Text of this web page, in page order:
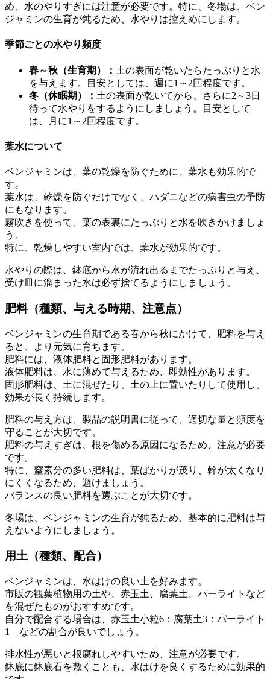
め、水のやりすぎには注意が必要です。特に、冬場は、ベン
ジャミンの生育が鈍るため、水やりは控えめにします。
季節ごとの水やり頻度
春～秋（生育期）： 土の表面が乾いたらたっぷりと水
を与えます。目安としては、週に1～2回程度です。
冬（休眠期）： 土の表面が乾いてから、さらに2～3日
待って水やりをするようにしましょう。目安として
は、月に1～2回程度です。
葉水について
ベンジャミンは、葉の乾燥を防ぐために、葉水も効果的で
す。
葉水は、乾燥を防ぐだけでなく、ハダニなどの病害虫の予防
にもなります。
霧吹きを使って、葉の表裏にたっぷりと水を吹きかけましょ
う。
特に、乾燥しやすい室内では、葉水が効果的です。
水やりの際は、鉢底から水が流れ出るまでたっぷりと与え、
受け皿に溜まった水は必ず捨てるようにしましょう。
肥料（種類、与える時期、注意点）
ベンジャミンの生育期である春から秋にかけて、肥料を与え
ると、より元気に育ちます。
肥料には、液体肥料と固形肥料があります。
液体肥料は、水に薄めて与えるため、即効性があります。
固形肥料は、土に混ぜたり、土の上に置いたりして使用し、
効果が長く持続します。
肥料の与え方は、製品の説明書に従って、適切な量と頻度を
守ることが大切です。
肥料の与えすぎは、根を傷める原因になるため、注意が必要
です。
特に、窒素分の多い肥料は、葉ばかりが茂り、幹が太くなり
にくくなるため、避けましょう。
バランスの良い肥料を選ぶことが大切です。
冬場は、ベンジャミンの生育が鈍るため、基本的に肥料は与
えないようにしましょう。
用土（種類、配合）
ベンジャミンは、水はけの良い土を好みます。
市販の観葉植物用の土や、赤玉土、腐葉土、パーライトなど
を混ぜたものがおすすめです。
自分で配合する場合は、赤玉土小粒6：腐葉土3：パーライト
1 などの割合が良いでしょう。
排水性が悪いと根腐れしやすいため、注意が必要です。
鉢底に鉢底石を敷くことも、水はけを良くするために効果的